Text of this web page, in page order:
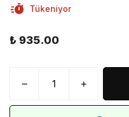
Tükeniyor
₺ 935.00